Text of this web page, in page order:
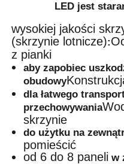
LED jest
wysokiej jakości
(skrzynie lotnicze):
z pianki
aby zapobiec
obudowy
dla łatwego
przechowywania
skrzynie
do użytku na
pomieścić
od 6 do 8 paneli w